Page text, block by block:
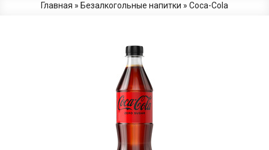
Главная » Безалкогольные напитки » Coca-Сola